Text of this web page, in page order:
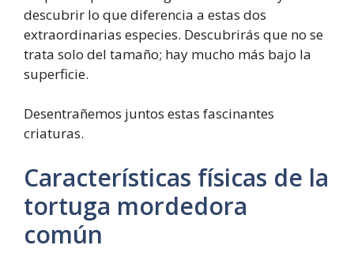
descubrir lo que diferencia a estas dos
extraordinarias especies. Descubrirás que no se
trata solo del tamaño; hay mucho más bajo la
superficie.
Desentrañemos juntos estas fascinantes
criaturas.
Características físicas de la
tortuga mordedora
común